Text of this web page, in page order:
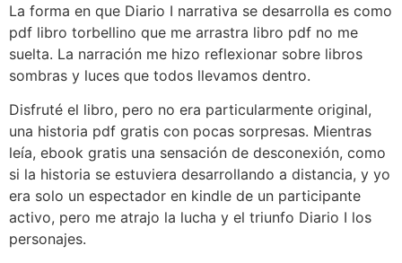
La forma en que Diario I narrativa se desarrolla es como
pdf libro torbellino que me arrastra libro pdf no me
suelta. La narración me hizo reflexionar sobre libros
sombras y luces que todos llevamos dentro.
Disfruté el libro, pero no era particularmente original,
una historia pdf gratis con pocas sorpresas. Mientras
leía, ebook gratis una sensación de desconexión, como
si la historia se estuviera desarrollando a distancia, y yo
era solo un espectador en kindle de un participante
activo, pero me atrajo la lucha y el triunfo Diario I los
personajes.